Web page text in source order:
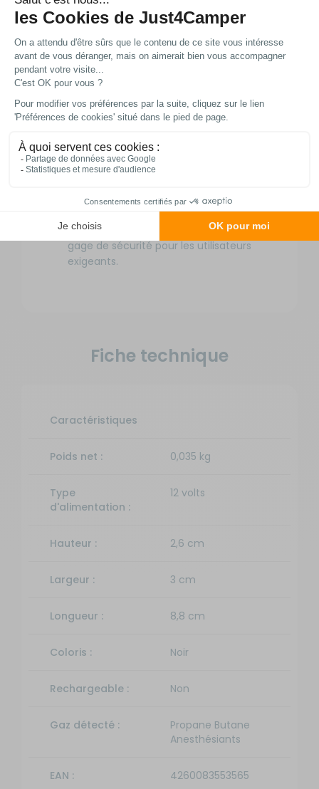
fonctionne en 12 V ou 24 V avec une
consommation électrique minimale
(28/15 mA), s’intégrant parfaitement à
l’alimentation de votre véhicule, et émet
une alarme sonore puissante de 82 dB,
audible même dans un environnement
bruyant comme un camping animé ou un
port de plaisance.
Doté d’une sortie Alarm OUT pour
connecter une sirène de secours, le
personnalisable selon vos besoins, tandis
que sa certification ECE R10 assure une
conformité aux normes européennes, un
gage de sécurité pour les utilisateurs
exigeants.
Fiche technique
Caractéristiques
Poids net : 0,035 kg
Type
d'alimentation :
12 volts
Hauteur : 2,6 cm
Largeur : 3 cm
Longueur : 8,8 cm
Coloris : Noir
Rechargeable : Non
Gaz détecté :
Propane Butane
Anesthésiants
EAN : 4260083553565